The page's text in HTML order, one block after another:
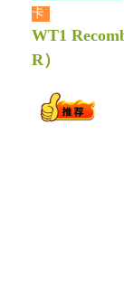
卡
WT1
R）